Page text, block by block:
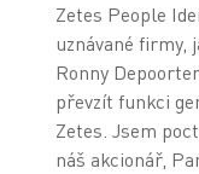
Zetes People
uznávané firmy,
Ronny
převzít funkci
Zetes. Jsem
náš akcionář,